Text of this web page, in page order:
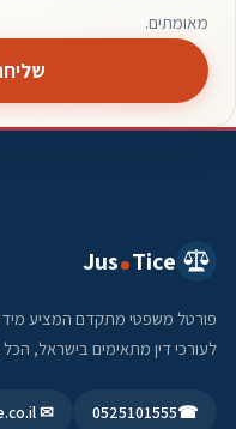
מאומתים.
Jus Tice
פורטל משפטי מתקדם המציע מידע
לעורכי דין מתאימים בישראל,
☎
0525101555
✉ info@jus-tice.co.il